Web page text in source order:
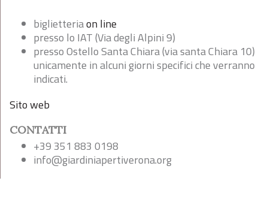
biglietteriaon line
presso lo IAT (Via degli Alpini 9)
presso Ostello Santa Chiara (via santa Chiara 10)
unicamente in alcuni giorni specifici che verranno
indicati.
Sito web
CONTATTI
+39 351 883 0198
info@giardiniapertiverona.org